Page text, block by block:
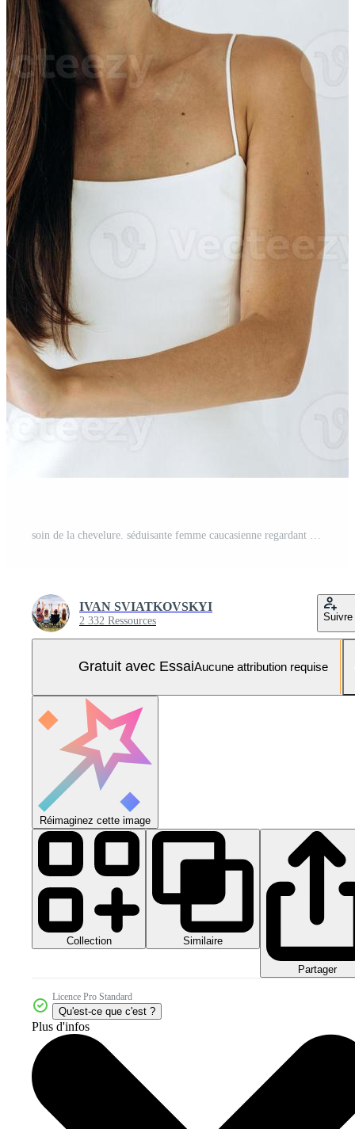
IVAN SVIATKOVSKYI
2 332 Ressources Suivre
Gratuit avec EssaiAucune attribution requise
Réimaginez cette image
Collection Similaire
Partager
Licence Pro Standard
Qu'est-ce que c'est ?
Plus d'infos